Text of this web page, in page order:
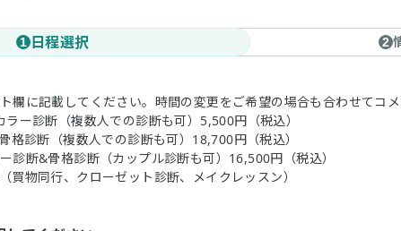
1 日程選択 2
欄に記載してください。時間の変更をご希望の場合も合わせてコメ
ー診断（複数人での診断も可）5,500円（税込）
格診断（複数人での診断も可）18,700円（税込）
診断&骨格診断（カップル診断も可）16,500円（税込）
買物同行、クローゼット診断、メイクレッスン）